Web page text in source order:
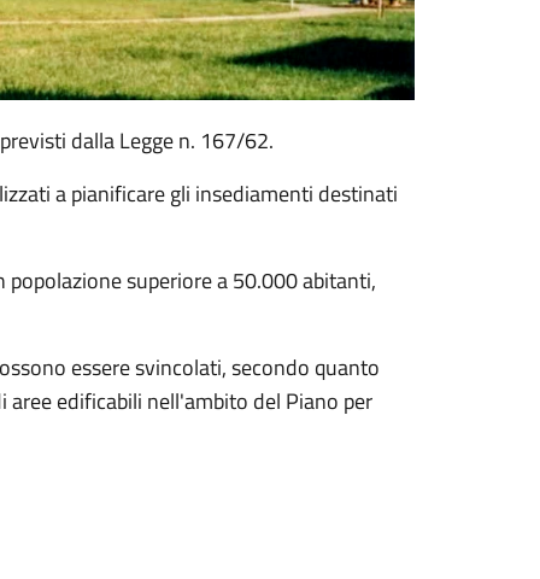
dalla Legge n. 167/62.
a pianificare gli insediamenti destinati
superiore a 50.000 abitanti,
essere svincolati, secondo quanto
edificabili nell'ambito del Piano per